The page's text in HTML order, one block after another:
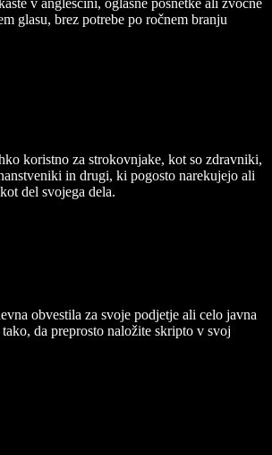
v angleščini, oglasne posnetke ali zvočne
glasu, brez potrebe po ročnem branju
koristno za strokovnjake, kot so zdravniki,
in drugi, ki pogosto narekujejo ali
del svojega dela.
obvestila za svoje podjetje ali celo javna
da preprosto naložite skripto v svoj